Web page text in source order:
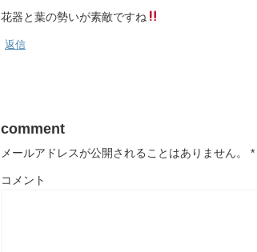
花器と葉の勢いが素敵ですね
返信
comment
メールアドレスが公開されることはありません。 *
コメント